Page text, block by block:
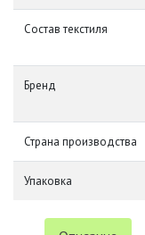
Состав текстиля
Бренд
Страна производства
Упаковка